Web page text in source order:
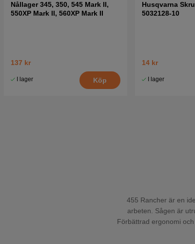
Nållager 345, 350, 545 Mark II,
550XP Mark II, 560XP Mark II
137 kr
I lager Köp
Husqvarna
5032128-10
14 kr
I lager
455 Rancher är en
arbeten. Sågen är
Förbättrad ergonomi